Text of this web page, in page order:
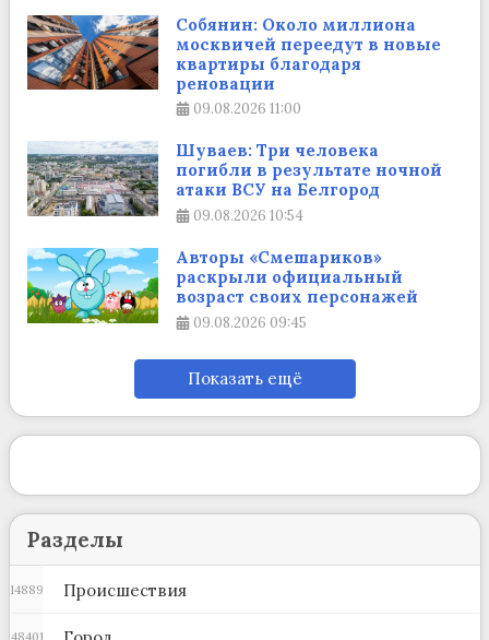
Собянин: Около миллиона
москвичей переедут в новые
квартиры благодаря
реновации
09.08.2026 11:00
Шуваев: Три человека
погибли в результате ночной
атаки ВСУ на Белгород
09.08.2026 10:54
Авторы «Смешариков»
раскрыли официальный
возраст своих персонажей
09.08.2026 09:45
Показать ещё
Разделы
Происшествия
14889
48401